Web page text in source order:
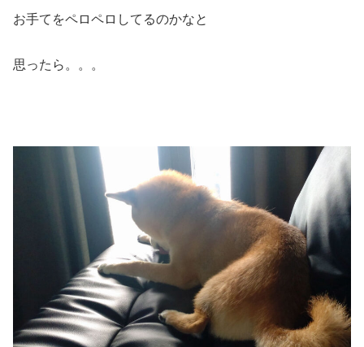
お手てをペロペロしてるのかなと
思ったら。。。